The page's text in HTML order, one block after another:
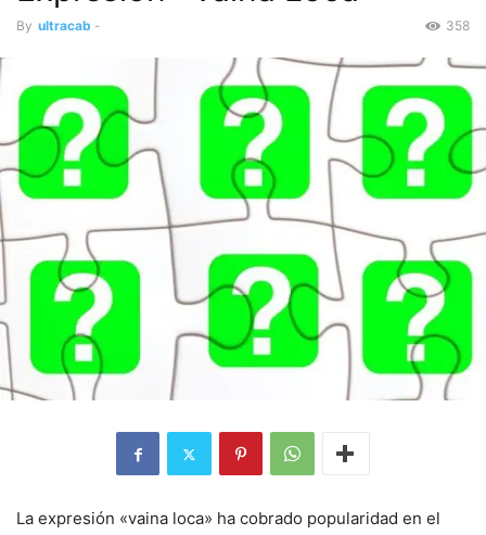
By ultracab - 358
La expresión «vaina loca» ha cobrado popularidad en el